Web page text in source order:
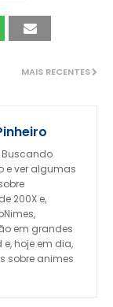
MAIS RECENTES
Buscando
e ver algumas
200X e,
em grandes
e, hoje em dia,
sobre animes